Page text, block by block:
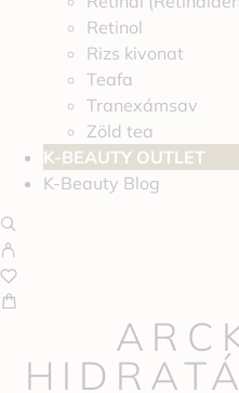
Retinol
Rizs kivonat
Teafa
Tranexámsav
Zöld tea
K-BEAUTY OUTLET
K-Beauty Blog